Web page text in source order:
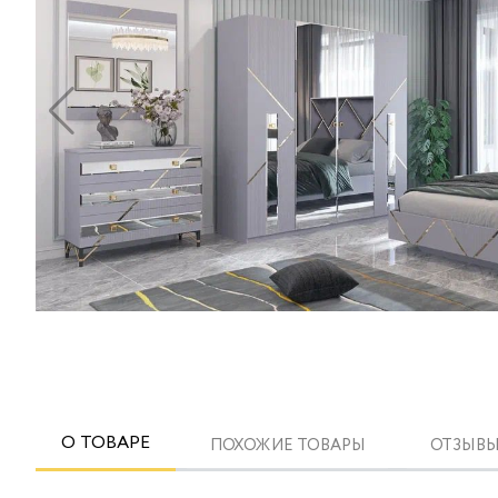
О ТОВАРЕ ПОХОЖИЕ ТОВАРЫ